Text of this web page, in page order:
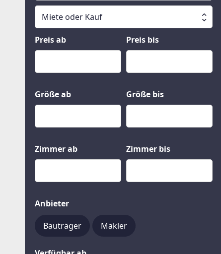
Suche läuft
Alle Immobilien
Häuser
Grund und Boden
Miete oder Kauf
Miete oder Kauf
Kauf
Preis ab Preis bis
Größe ab Größe bis
Zimmer ab Zimmer bis
Anbieter
Bauträger Makler